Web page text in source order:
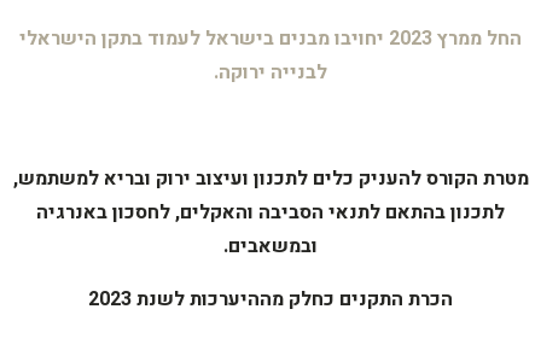
החל ממרץ 2023 יחויבו מבנים בישראל לעמוד בתקן הישראלי
לבנייה ירוקה.
מטרת הקורסלהעניק כלים לתכנון ועיצוב ירוק ובריא למשתמש,
לתכנון בהתאם לתנאי הסביבה והאקלים, לחסכון באנרגיה
ובמשאבים.
הכרת התקנים כחלק מההיערכות לשנת 2023